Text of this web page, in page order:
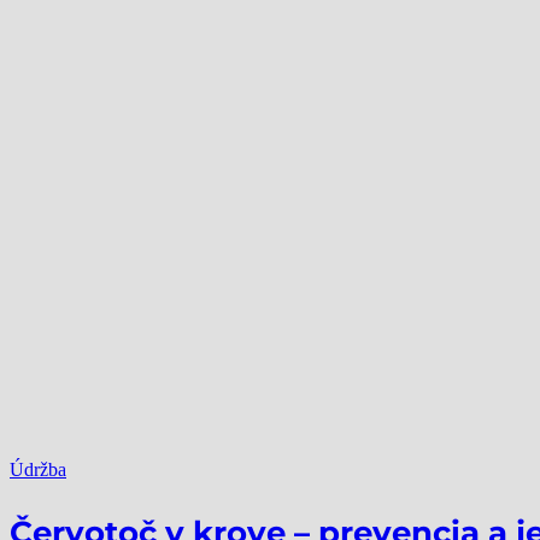
Údržba
Červotoč v krove – prevencia a